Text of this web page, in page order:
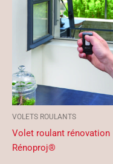
VOLETS ROULANTS
Volet roulant rénovation
Rénoproj®